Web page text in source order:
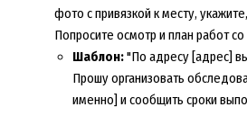
фото с привязкой к месту,
Попросите осмотр и план работ со
Шаблон:"По адресу [адрес]
Прошу организовать
именно] и сообщить сроки